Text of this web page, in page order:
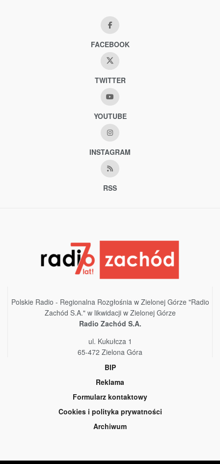
FACEBOOK
TWITTER
YOUTUBE
INSTAGRAM
RSS
Polskie Radio - Regionalna Rozgłośnia w Zielonej Górze "Radio
Zachód S.A." w likwidacji w Zielonej Górze
Radio Zachód S.A.
ul. Kukułcza 1
65-472 Zielona Góra
BIP
Reklama
Formularz kontaktowy
Cookies i polityka prywatności
Archiwum